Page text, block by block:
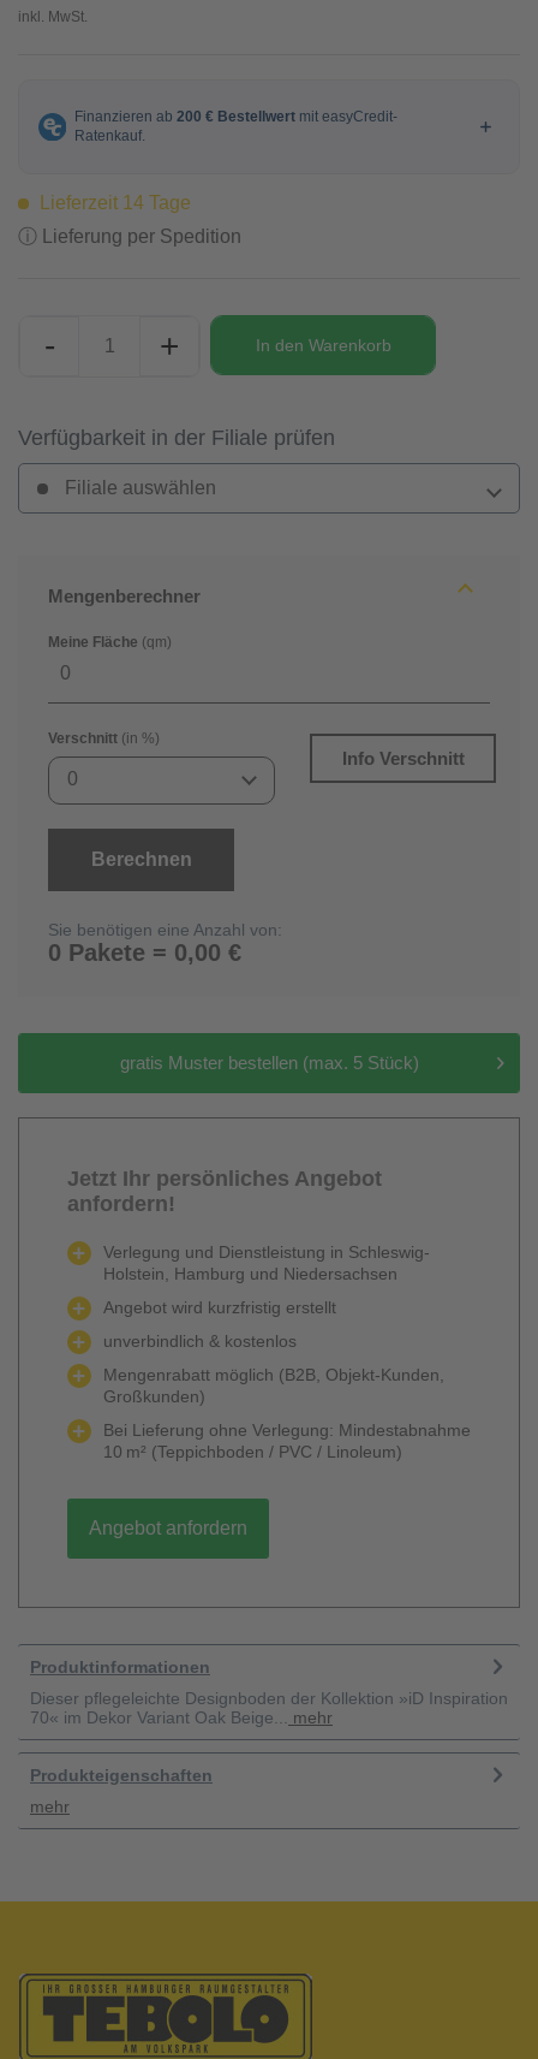
inkl. MwSt.
Lieferzeit 14 Tage
ⓘ Lieferung per Spedition
- + In den Warenkorb
Verfügbarkeit in der Filiale prüfen
Filiale auswählen
Mengenberechner
Meine Fläche (qm)
Verschnitt (in %)
0
Info Verschnitt
Berechnen
Sie benötigen eine Anzahl von:
0 Pakete = 0,00 €
gratis Muster bestellen (max. 5 Stück)
Jetzt Ihr persönliches Angebot
anfordern!
Verlegung und Dienstleistung in Schleswig-
Holstein, Hamburg und Niedersachsen
Angebot wird kurzfristig erstellt
unverbindlich & kostenlos
Mengenrabatt möglich (B2B, Objekt-Kunden,
Großkunden)
Bei Lieferung ohne Verlegung: Mindestabnahme
10 m² (Teppichboden / PVC / Linoleum)
Angebot anfordern
Produktinformationen
Dieser pflegeleichte Designboden der Kollektion »iD Inspiration
70« im Dekor Variant Oak Beige...
mehr
Produkteigenschaften
mehr